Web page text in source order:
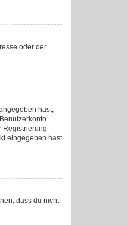
oder der
hast,
Registrierung
eingegeben hast
dass du nicht